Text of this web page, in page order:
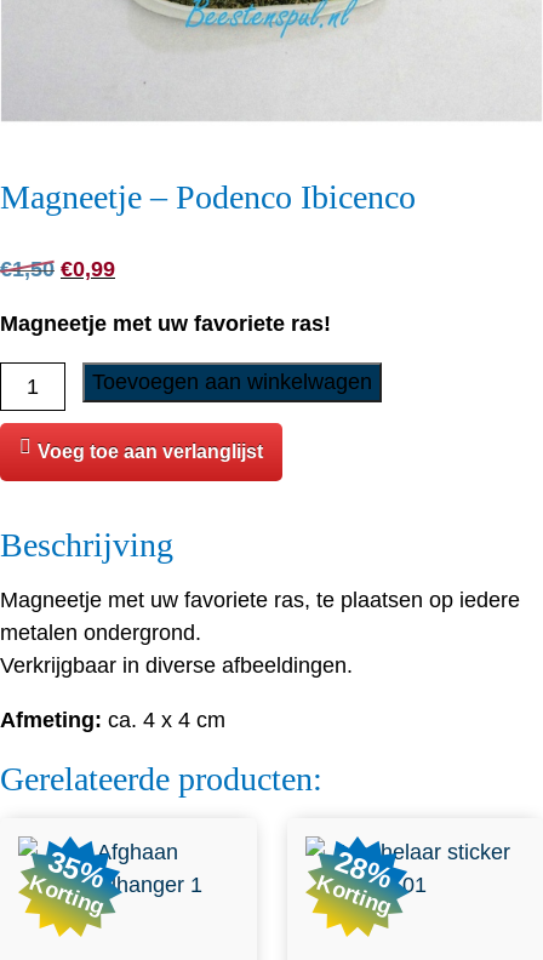
Magneetje – Podenco Ibicenco
€1,50 Oorspronkelijke
was:
€1,50.
€0,99Huidige
is:
€0,99.
Magneetje met uw favoriete ras!
Magneetje
-
Podenco
Ibicenco
Toevoegen aan winkelwagen
Voeg toe aan verlanglijst
Beschrijving
Magneetje met uw favoriete ras, te plaatsen op iedere
metalen ondergrond.
Verkrijgbaar in diverse afbeeldingen.
Afmeting: ca. 4 x 4 cm
Gerelateerde producten:
35%
Korting
28%
Korting